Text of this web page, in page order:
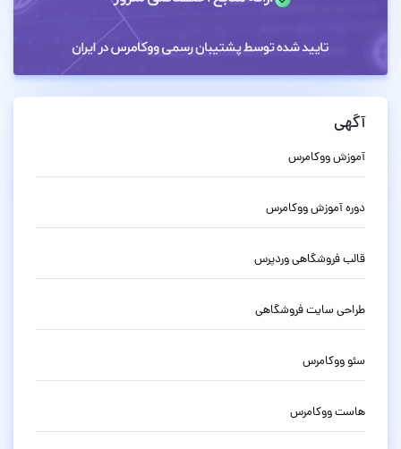
آگهی
آموزش ووکامرس
دوره آموزش ووکامرس
قالب فروشگاهی وردپرس
طراحی سایت فروشگاهی
سئو ووکامرس
هاست ووکامرس